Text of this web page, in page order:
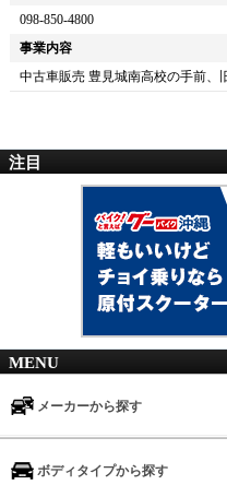
098-850-4800
事業内容
中古車販売 豊見城南高校の手前、
注目
MENU
メーカーから探す
ボディタイプから探す